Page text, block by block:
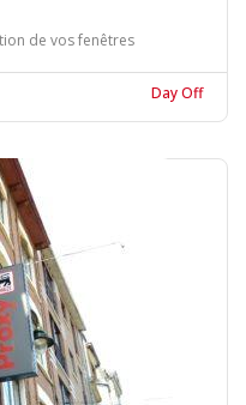
de vos fenêtres
Day Off